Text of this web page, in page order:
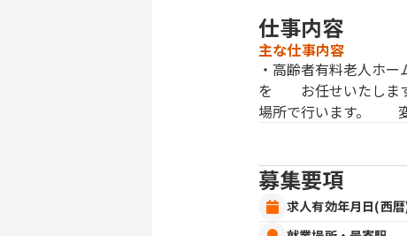
仕事内容
主な仕事内容
・高齢者有料老人ホ
を お任せいたしま
場所で行います。
募集要項
求人有効年月日(西